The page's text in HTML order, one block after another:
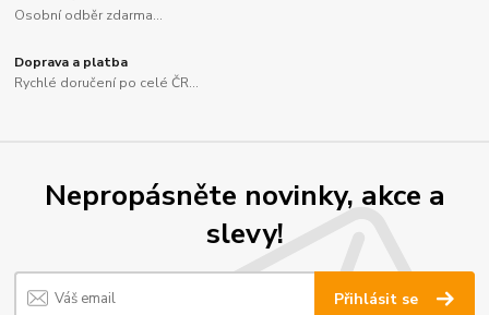
Osobní odběr zdarma...
Doprava a platba
Rychlé doručení po celé ČR...
Nepropásněte novinky, akce a
slevy!
Přihlásit se